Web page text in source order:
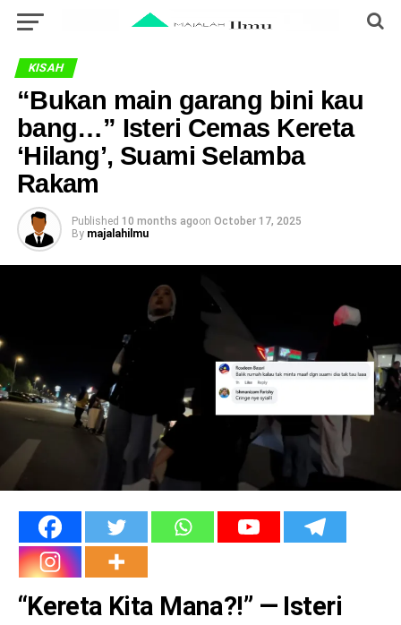
KISAH
“Bukan main garang bini kau
bang…” Isteri Cemas Kereta
‘Hilang’, Suami Selamba
Rakam
Published 10 months agoon October 17, 2025
By majalahilmu
“Kereta Kita Mana?!” — Isteri